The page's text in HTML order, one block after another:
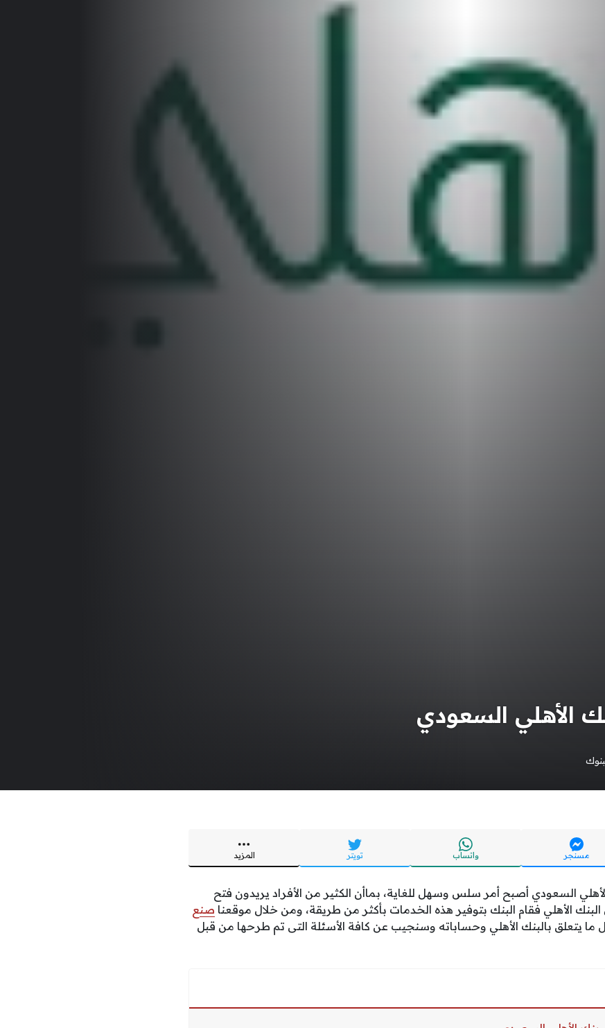
الأهلي السعودي
مسنجر واتساب تويتر المزيد
السعودي أصبح أمر سلس وسهل للغاية، بماأن الكثير من الأفراد يريدون فتح
البنك الأهلي فقام البنك بتوفير هذه الخدمات بأكثر من طريقة، ومن خلال موقعنا صنع
ما يتعلق بالبنك الأهلي وحساباته وسنجيب عن كافة الأسئلة التى تم طرحها من قبل